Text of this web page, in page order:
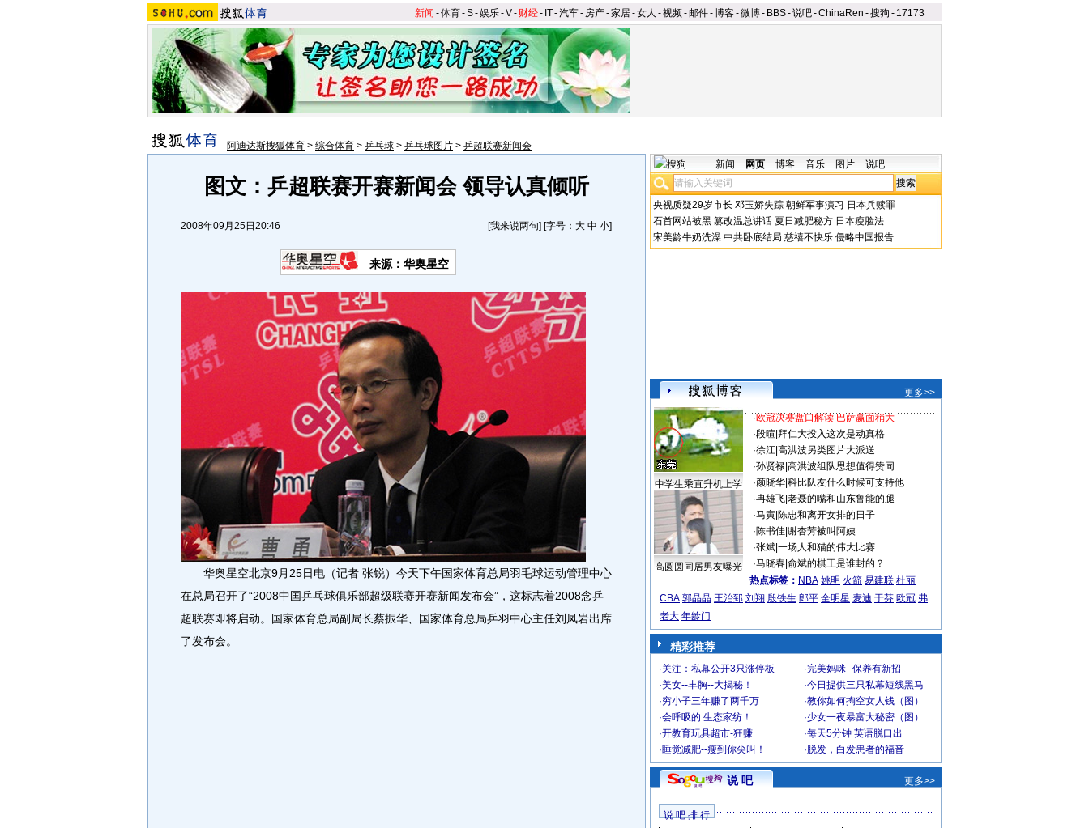
新闻 -体育-S-娱乐-V- 财经- IT-汽车- 房产-家居-女人 -视频-邮件-博客-微博- BBS-说吧-ChinaRen -搜狗 - 17173
阿迪达斯搜狐体育 > 综合体育 > 乒乓球 > 乒乓球图片 > 乒超联赛新闻会
图文：乒超联赛开赛新闻会 领导认真倾听
2008年09月25日20:46 [我来说两句] [字号： 大 中 小]
来源：华奥星空
华奥星空北京9月25日电（记者 张锐）今天下午国家体育总局羽毛球运动管理中心
在总局召开了“2008中国乒乓球俱乐部超级联赛开赛新闻发布会”，这标志着2008念乒
超联赛即将启动。国家体育总局副局长蔡振华、国家体育总局乒羽中心主任刘凤岩出席
了发布会。
新闻 网页 博客 音乐 图片 说吧
央视质疑29岁市长 邓玉娇失踪 朝鲜军事演习 日本兵赎罪
石首网站被黑 篡改温总讲话 夏日减肥秘方 日本瘦脸法
宋美龄牛奶洗澡 中共卧底结局 慈禧不快乐 侵略中国报告
更多>>
中学生乘直升机上学
高圆圆同居男友曝光
·欧冠决赛盘口解读 巴萨赢面稍大
·段暄 拜仁大投入这次是动真格
·徐江| 高洪波另类图片大派送
·孙贤禄| 高洪波组队思想值得赞同
·颜晓华| 科比队友什么时候可支持他
·冉雄飞| 老聂的嘴和山东鲁能的腿
·马寅| 陈忠和离开女排的日子
·陈书佳| 谢杏芳被叫阿姨
·张斌| 一场人和猫的伟大比赛
·马晓春| 俞斌的棋王是谁封的？
热点标签： NBA 姚明 火箭 易建联 杜丽
CBA 郭晶晶 王治郅 刘翔 殷铁生 郎平 全明星 麦迪 于芬 欧冠 弗
老大 年龄门
精彩推荐
·关注：私幕公开3只涨停板 ·完美妈咪--保养有新招
·美女--丰胸--大揭秘！ ·今日提供三只私幕短线黑马
·穷小子三年赚了两千万 ·教你如何掏空女人钱（图）
·会呼吸的 生态家纺！ ·少女一夜暴富大秘密（图）
·开教育玩具超市-狂赚 ·每天5分钟 英语脱口出
·睡觉减肥--瘦到你尖叫！ · 脱发，白发患者的福音
说 吧 更多>>
说 吧 排 行